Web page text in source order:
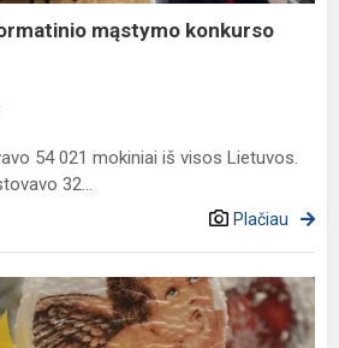
mąstymo konkurso
54 021 mokiniai iš visos Lietuvos.
32...
Plačiau